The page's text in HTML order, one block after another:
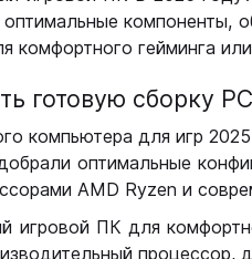
компоненты,
комфортного гейминга
готовую сборку
компьютера для игр
оптимальные
AMD Ryzen и
игровой ПК для
процессор,